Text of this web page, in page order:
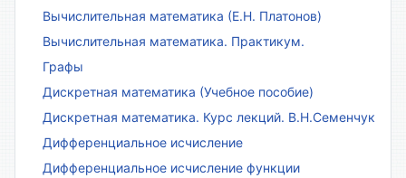
Вычислительная математика (Е.Н. Платонов)
Вычислительная математика. Практикум.
Графы
Дискретная математика (Учебное пособие)
Дискретная математика. Курс лекций. В.Н.Семенчук
Дифференциальное исчисление
Дифференциальное исчисление функции